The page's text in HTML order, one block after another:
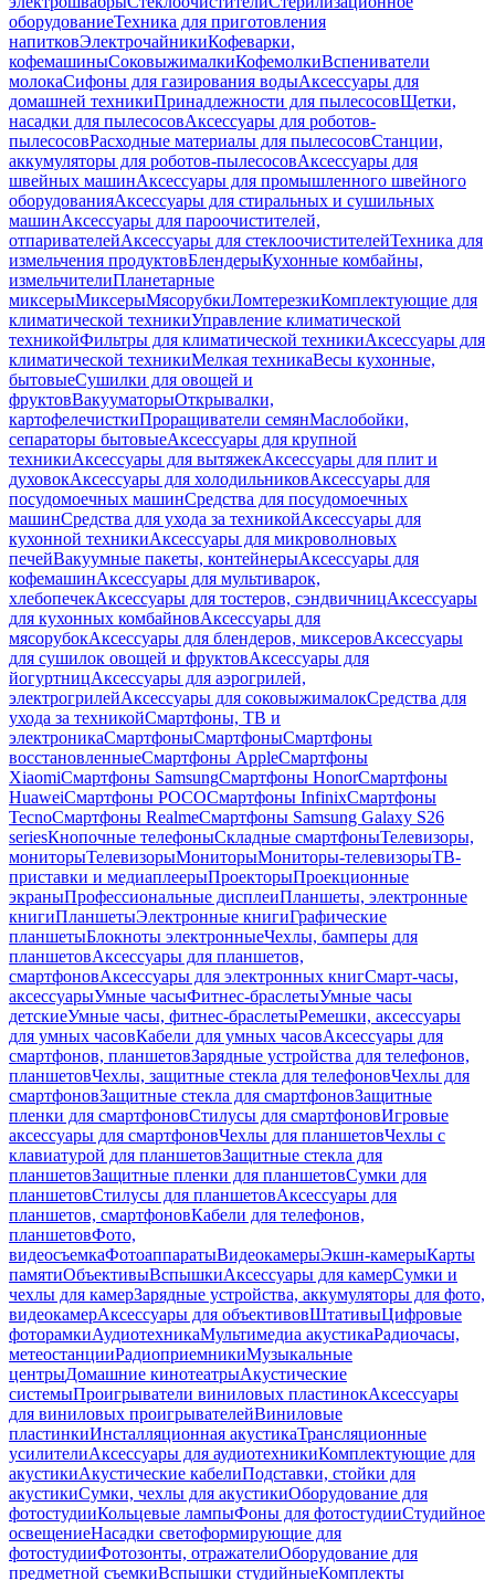
оборудованиеТехника для приготовления
напитковЭлектрочайникиКофеварки,
кофемашиныСоковыжималкиКофемолкиВспениватели
молокаСифоны для газирования водыАксессуары для
домашней техникиПринадлежности для пылесосовЩетки,
насадки для пылесосовАксессуары для роботов-
пылесосовРасходные материалы для пылесосовСтанции,
аккумуляторы для роботов-пылесосовАксессуары для
швейных машинАксессуары для промышленного швейного
оборудованияАксессуары для стиральных и сушильных
машинАксессуары для пароочистителей,
отпаривателейАксессуары для стеклоочистителейТехника для
измельчения продуктовБлендерыКухонные комбайны,
измельчителиПланетарные
миксерыМиксерыМясорубкиЛомтерезкиКомплектующие для
климатической техникиУправление климатической
техникойФильтры для климатической техникиАксессуары для
климатической техникиМелкая техникаВесы кухонные,
бытовыеСушилки для овощей и
фруктовВакууматорыОткрывалки,
картофелечисткиПроращиватели семянМаслобойки,
сепараторы бытовыеАксессуары для крупной
техникиАксессуары для вытяжекАксессуары для плит и
духовокАксессуары для холодильниковАксессуары для
посудомоечных машинСредства для посудомоечных
машинСредства для ухода за техникойАксессуары для
кухонной техникиАксессуары для микроволновых
печейВакуумные пакеты, контейнерыАксессуары для
кофемашинАксессуары для мультиварок,
хлебопечекАксессуары для тостеров, сэндвичницАксессуары
для кухонных комбайновАксессуары для
мясорубокАксессуары для блендеров, миксеровАксессуары
для сушилок овощей и фруктовАксессуары для
йогуртницАксессуары для аэрогрилей,
электрогрилейАксессуары для соковыжималокСредства для
ухода за техникойСмартфоны, ТВ и
электроникаСмартфоныСмартфоныСмартфоны
восстановленныеСмартфоны AppleСмартфоны
XiaomiСмартфоны SamsungСмартфоны HonorСмартфоны
HuaweiСмартфоны POCOСмартфоны InfinixСмартфоны
TecnoСмартфоны RealmeСмартфоны Samsung Galaxy S26
seriesКнопочные телефоныСкладные смартфоныТелевизоры,
мониторыТелевизорыМониторыМониторы-телевизорыТВ-
приставки и медиаплеерыПроекторыПроекционные
экраныПрофессиональные дисплеиПланшеты, электронные
книгиПланшетыЭлектронные книгиГрафические
планшетыБлокноты электронныеЧехлы, бамперы для
планшетовАксессуары для планшетов,
смартфоновАксессуары для электронных книгСмарт-часы,
аксессуарыУмные часыФитнес-браслетыУмные часы
детскиеУмные часы, фитнес-браслетыРемешки, аксессуары
для умных часовКабели для умных часовАксессуары для
смартфонов, планшетовЗарядные устройства для телефонов,
планшетовЧехлы, защитные стекла для телефоновЧехлы для
смартфоновЗащитные стекла для смартфоновЗащитные
пленки для смартфоновСтилусы для смартфоновИгровые
аксессуары для смартфоновЧехлы для планшетовЧехлы с
клавиатурой для планшетовЗащитные стекла для
планшетовЗащитные пленки для планшетовСумки для
планшетовСтилусы для планшетовАксессуары для
планшетов, смартфоновКабели для телефонов,
планшетовФото,
видеосъемкаФотоаппаратыВидеокамерыЭкшн-камерыКарты
памятиОбъективыВспышкиАксессуары для камерСумки и
чехлы для камерЗарядные устройства, аккумуляторы для фото,
видеокамерАксессуары для объективовШтативыЦифровые
фоторамкиАудиотехникаМультимедиа акустикаРадиочасы,
метеостанцииРадиоприемникиМузыкальные
центрыДомашние кинотеатрыАкустические
системыПроигрыватели виниловых пластинокАксессуары
для виниловых проигрывателейВиниловые
пластинкиИнсталляционная акустикаТрансляционные
усилителиАксессуары для аудиотехникиКомплектующие для
акустикиАкустические кабелиПодставки, стойки для
акустикиСумки, чехлы для акустикиОборудование для
фотостудииКольцевые лампыФоны для фотостудииСтудийное
освещениеНасадки светоформирующие для
фотостудииФотозонты, отражателиОборудование для
предметной съемкиВспышки студийныеКомплекты